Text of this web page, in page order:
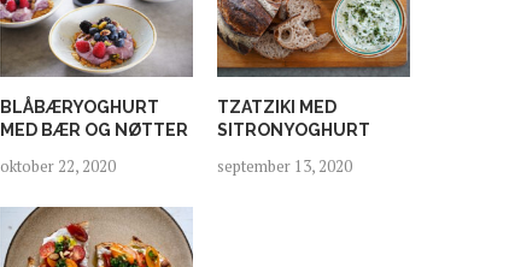
BLÅBÆRYOGHURT
MED BÆR OG NØTTER
oktober 22, 2020
TZATZIKI MED
SITRONYOGHURT
september 13, 2020